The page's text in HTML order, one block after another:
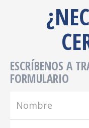
ESCRÍBENOS A
FORMULARIO